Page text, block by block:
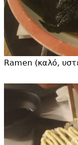
Ramen (καλό,